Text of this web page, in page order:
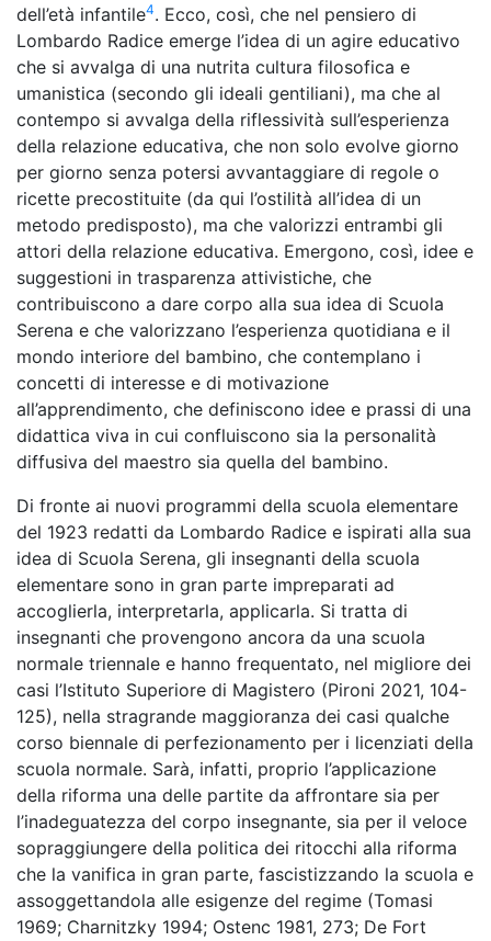
dell’età infantile4. Ecco, così, che nel pensiero di
Lombardo Radice emerge l’idea di un agire educativo
che si avvalga di una nutrita cultura filosofica e
umanistica (secondo gli ideali gentiliani), ma che al
contempo si avvalga della riflessività sull’esperienza
della relazione educativa, che non solo evolve giorno
per giorno senza potersi avvantaggiare di regole o
ricette precostituite (da qui l’ostilità all’idea di un
metodo predisposto), ma che valorizzi entrambi gli
attori della relazione educativa. Emergono, così, idee e
suggestioni in trasparenza attivistiche, che
contribuiscono a dare corpo alla sua idea di Scuola
Serena e che valorizzano l’esperienza quotidiana e il
mondo interiore del bambino, che contemplano i
concetti di interesse e di motivazione
all’apprendimento, che definiscono idee e prassi di una
didattica viva in cui confluiscono sia la personalità
diffusiva del maestro sia quella del bambino.
Di fronte ai nuovi programmi della scuola elementare
del 1923 redatti da Lombardo Radice e ispirati alla sua
idea di Scuola Serena, gli insegnanti della scuola
elementare sono in gran parte impreparati ad
accoglierla, interpretarla, applicarla. Si tratta di
insegnanti che provengono ancora da una scuola
normale triennale e hanno frequentato, nel migliore dei
casi l’Istituto Superiore di Magistero (Pironi 2021, 104-
125), nella stragrande maggioranza dei casi qualche
corso biennale di perfezionamento per i licenziati della
scuola normale. Sarà, infatti, proprio l’applicazione
della riforma una delle partite da affrontare sia per
l’inadeguatezza del corpo insegnante, sia per il veloce
sopraggiungere della politica dei ritocchi alla riforma
che la vanifica in gran parte, fascistizzando la scuola e
assoggettandola alle esigenze del regime (Tomasi
1969; Charnitzky 1994; Ostenc 1981, 273; De Fort